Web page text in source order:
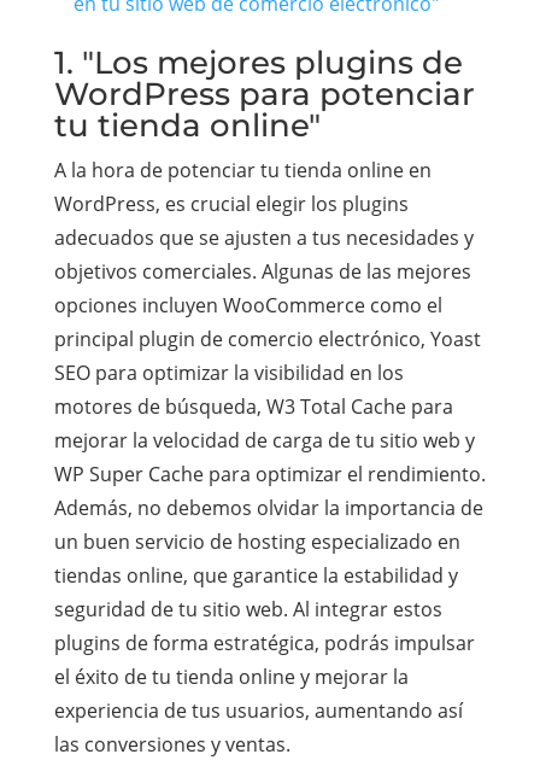
1. "Los mejores plugins de
WordPress para potenciar
tu tienda online"
A la hora de potenciar tu tienda online en
WordPress, es crucial elegir los plugins
adecuados que se ajusten a tus necesidades y
objetivos comerciales. Algunas de las mejores
opciones incluyen WooCommerce como el
principal plugin de comercio electrónico, Yoast
SEO para optimizar la visibilidad en los
motores de búsqueda, W3 Total Cache para
mejorar la velocidad de carga de tu sitio web y
WP Super Cache para optimizar el rendimiento.
Además, no debemos olvidar la importancia de
un buen servicio de hosting especializado en
tiendas online, que garantice la estabilidad y
seguridad de tu sitio web. Al integrar estos
plugins de forma estratégica, podrás impulsar
el éxito de tu tienda online y mejorar la
experiencia de tus usuarios, aumentando así
las conversiones y ventas.